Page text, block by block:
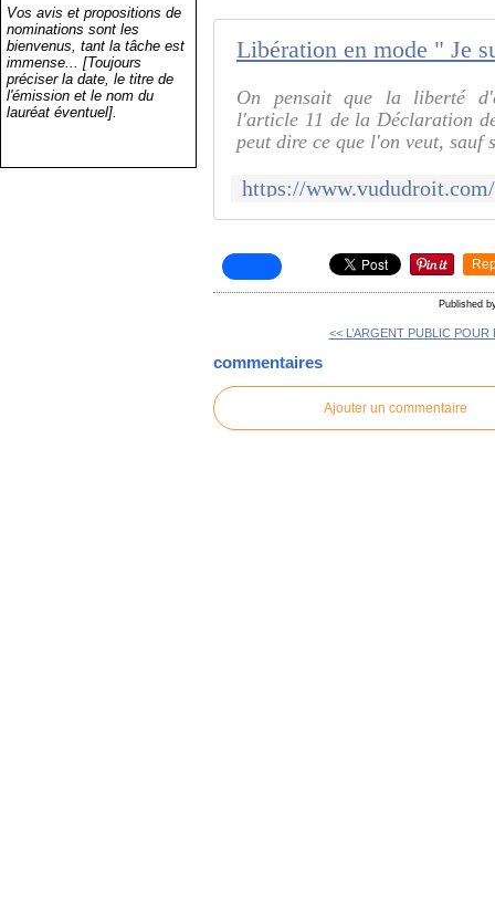
Vos avis et propositions de
nominations sont les
bienvenus, tant la tâche est
immense... [Toujours
préciser la date, le titre de
l'émission et le nom du
lauréat éventuel].
Libération en mode " Je
On pensait que la liberté
l'article 11 de la Déclaration
peut dire ce que l'on veut, sauf
Published
<< L’ARGENT PUBLIC POUR
commentaires
Ajouter un commentaire